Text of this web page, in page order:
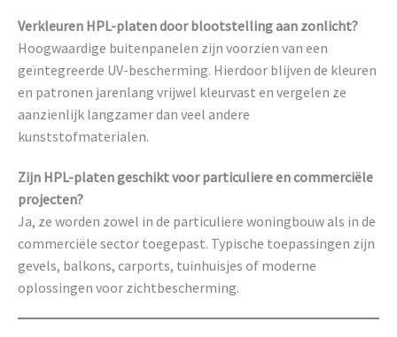
Verkleuren HPL-platen door blootstelling aan zonlicht?
Hoogwaardige buitenpanelen zijn voorzien van een
geïntegreerde UV-bescherming. Hierdoor blijven de kleuren
en patronen jarenlang vrijwel kleurvast en vergelen ze
aanzienlijk langzamer dan veel andere
kunststofmaterialen.
Zijn HPL-platen geschikt voor particuliere en commerciële
projecten?
Ja, ze worden zowel in de particuliere woningbouw als in de
commerciële sector toegepast. Typische toepassingen zijn
gevels, balkons, carports, tuinhuisjes of moderne
oplossingen voor zichtbescherming.